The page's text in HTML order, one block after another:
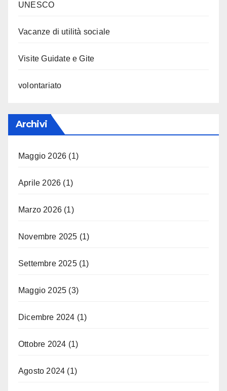
UNESCO
Vacanze di utilità sociale
Visite Guidate e Gite
volontariato
Archivi
Maggio 2026 (1)
Aprile 2026 (1)
Marzo 2026 (1)
Novembre 2025 (1)
Settembre 2025(1)
Maggio 2025 (3)
Dicembre 2024 (1)
Ottobre 2024 (1)
Agosto 2024 (1)